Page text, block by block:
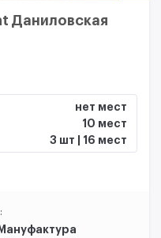
Даниловская
нет мест
10 мест
3 шт | 16 мест
: